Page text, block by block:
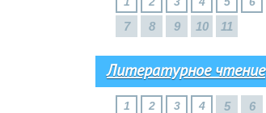
7 8 9 10 11
Литературное чтение
1 2 3 4 5
6